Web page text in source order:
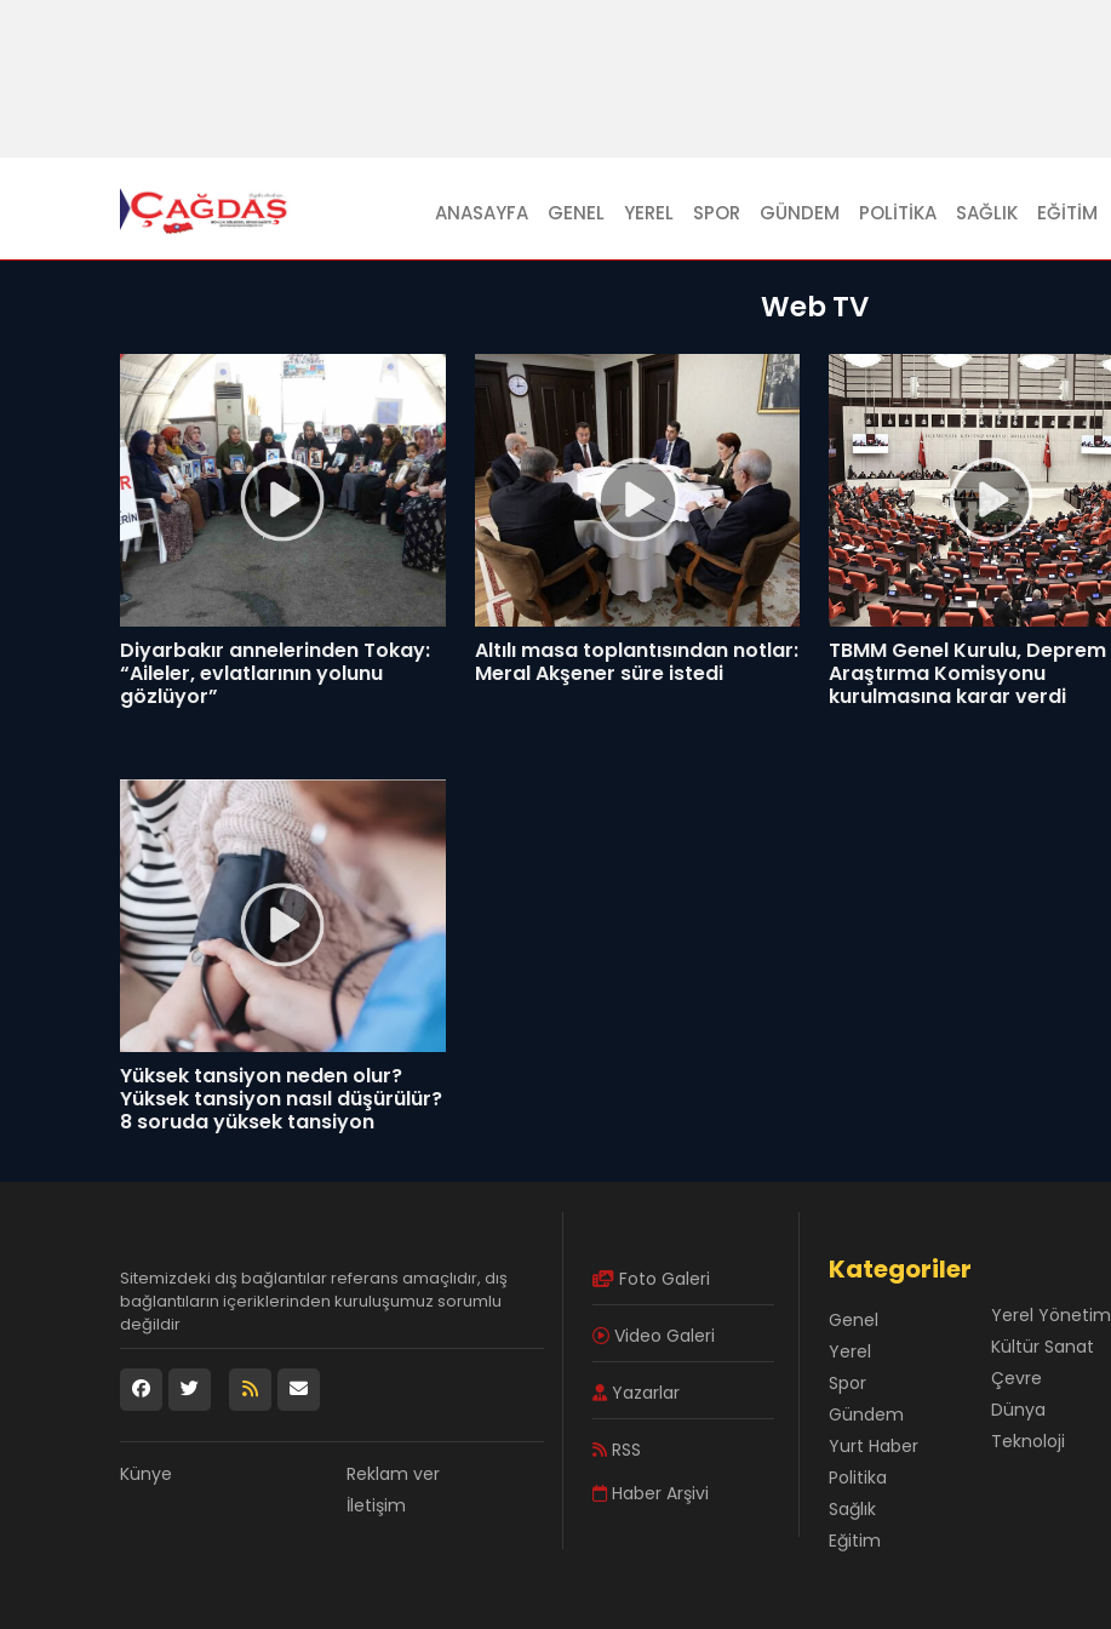
ANASAYFA GENEL YEREL SPOR GÜNDEM POLITIKA SAĞLIK EĞITIM
Web TV
Diyarbakır annelerinden Tokay:
“Aileler, evlatlarının yolunu
gözlüyor”
Altılı masa toplantısından notlar:
Meral Akşener süre istedi
TBMM Genel Kurulu, Deprem
Araştırma Komisyonu
kurulmasına karar verdi
Yüksek tansiyon neden olur?
Yüksek tansiyon nasıl düşürülür?
8 soruda yüksek tansiyon
Sitemizdeki dış bağlantılar referans amaçlıdır, dış
bağlantıların içeriklerinden kuruluşumuz sorumlu
değildir
Künye
Reklam ver
İletişim
Foto Galeri
Video Galeri
Yazarlar
RSS
Haber Arşivi
Kategoriler
Genel
Yerel
Spor
Gündem
Yurt Haber
Politika
Sağlık
Eğitim
Yerel Yönetim
Kültür Sanat
Çevre
Dünya
Teknoloji